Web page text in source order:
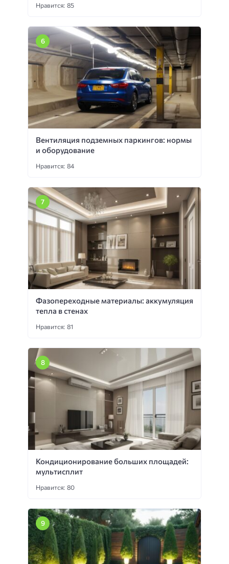
Нравится: 85
Вентиляция подземных паркингов: нормы
и оборудование
Нравится: 84
Фазопереходные материалы: аккумуляция
тепла в стенах
Нравится: 81
Кондиционирование больших площадей:
мультисплит
Нравится: 80